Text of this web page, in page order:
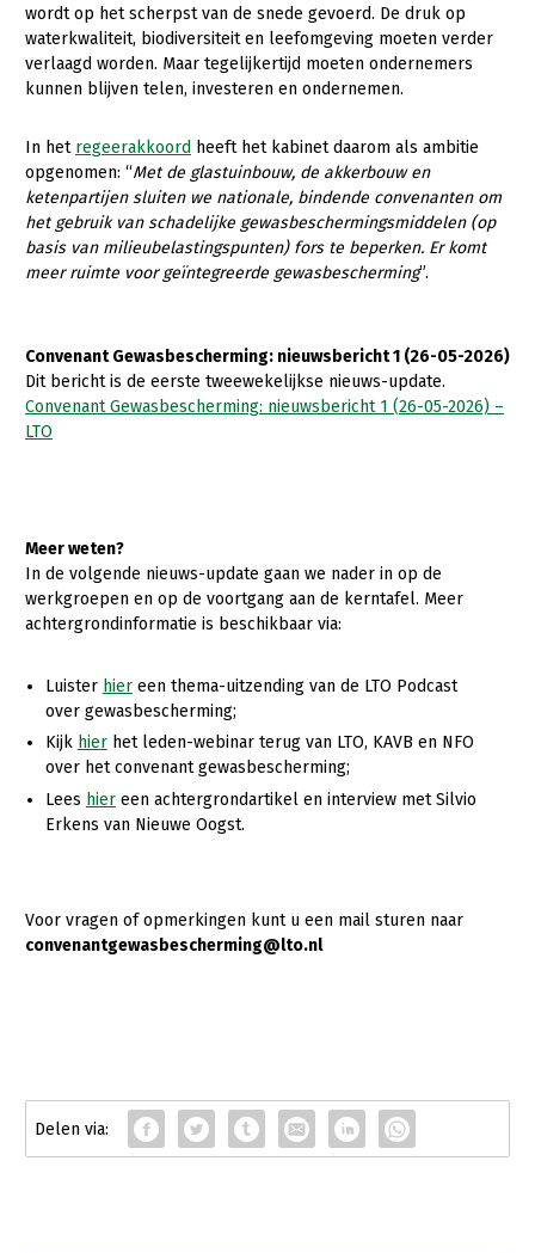
Platteland en omgeving
Mens, ondernemerschap en onderwijs
Sectoren
Dier
Biologische Landbouw
Konijnenhouderij
Schapenhouderij
Varkenshouderij
Vleesveehouderij
Plant
Bollenteelt
Bomen, vaste planten en zomerbloemen
Paddenstoelen
Vollegrondsgroente
Vrouw en Bedrijf
Onderwerpen
Nieuws
Over LTO
LTO Nederland
Mensen
Bestuur en Directie
Medewerkers
Vakgroepbestuurders
Jaarverslag 2023
Vacatures
Pers
Contact
wordt op het scherpst van de snede gevoerd. De druk op
waterkwaliteit, biodiversiteit en leefomgeving moeten verder
verlaagd worden. Maar tegelijkertijd moeten ondernemers
kunnen blijven telen, investeren en ondernemen.
In het regeerakkoord heeft het kabinet daarom als ambitie
opgenomen: “Met de glastuinbouw, de akkerbouw en
ketenpartijen sluiten we nationale, bindende convenanten om
het gebruik van schadelijke gewasbeschermingsmiddelen (op
basis van milieubelastingspunten) fors te beperken. Er komt
meer ruimte voor geïntegreerde gewasbescherming”.
Convenant Gewasbescherming: nieuwsbericht 1 (26-05-2026)
Dit bericht is de eerste tweewekelijkse nieuws-update.
Convenant Gewasbescherming: nieuwsbericht 1 (26-05-2026) –
LTO
Meer weten?
In de volgende nieuws-update gaan we nader in op de
werkgroepen en op de voortgang aan de kerntafel. Meer
achtergrondinformatie is beschikbaar via:
Luister hiereen thema-uitzending van de LTO Podcast
over gewasbescherming;
Kijk hierhet leden-webinar terug van LTO, KAVB en NFO
over het convenant gewasbescherming;
Lees hiereen achtergrondartikel en interview met Silvio
Erkens van Nieuwe Oogst.
Voor vragen of opmerkingen kunt u een mail sturen naar
convenantgewasbescherming@lto.nl